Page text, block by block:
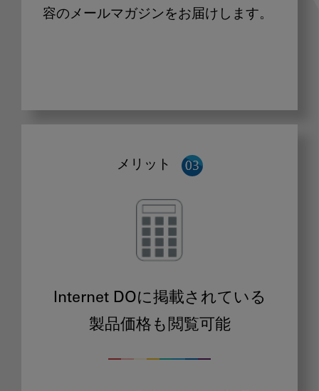
容のメールマガジンをお届けします。
メリット
Internet DOに掲載されている
製品価格も閲覧可能